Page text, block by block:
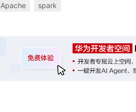
Apache spark